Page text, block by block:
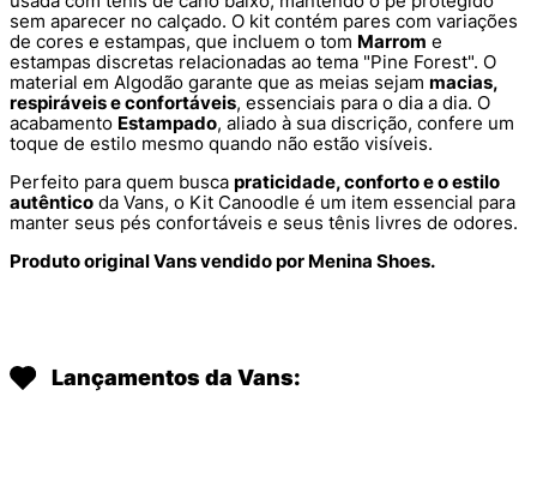
sem aparecer no calçado. O kit contém pares com variações
de cores e estampas, que incluem o tom Marrom e
estampas discretas relacionadas ao tema "Pine Forest". O
material em Algodão garante que as meias sejam macias,
respiráveis e confortáveis, essenciais para o dia a dia. O
acabamento Estampado, aliado à sua discrição, confere um
toque de estilo mesmo quando não estão visíveis.
Perfeito para quem busca praticidade, conforto e o estilo
autêntico da Vans, o Kit Canoodle é um item essencial para
manter seus pés confortáveis e seus tênis livres de odores.
Produto original Vans vendido por Menina Shoes.
Lançamentos da Vans: